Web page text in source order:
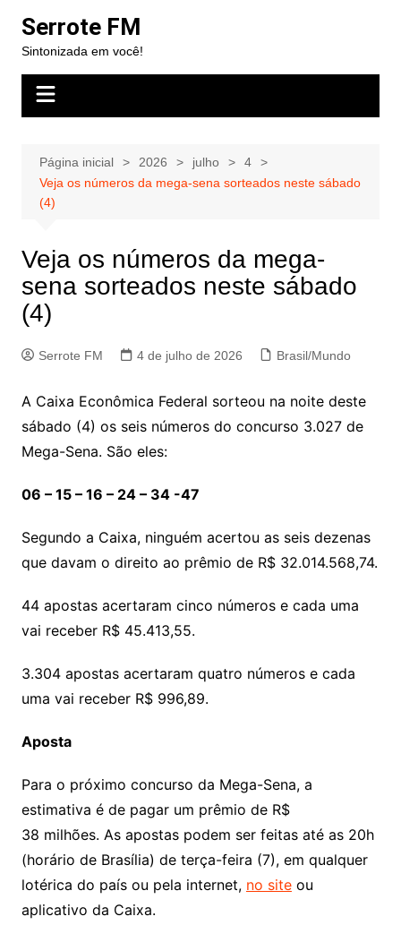
para
conteúdo
Serrote FM
Sintonizada em você!
Página inicial 2026 julho
4
Veja os números da mega-sena sorteados neste sábado
(4)
Veja os números da mega-
sena sorteados neste sábado
(4)
Serrote FM 4 de julho de 2026 Brasil/Mundo
A Caixa Econômica Federal sorteou na noite deste
sábado (4) os seis números do concurso 3.027 de
Mega-Sena. São eles:
06 – 15 – 16 – 24 – 34 -47
Segundo a Caixa, ninguém acertou as seis dezenas
que davam o direito ao prêmio de R$ 32.014.568,74.
44 apostas acertaram cinco números e cada uma
vai receber R$ 45.413,55.
3.304 apostas acertaram quatro números e cada
uma vai receber R$ 996,89.
Aposta
Para o próximo concurso da Mega-Sena, a
estimativa é de pagar um prêmio de R$
38 milhões. As apostas podem ser feitas até as 20h
(horário de Brasília) de terça-feira (7), em qualquer
lotérica do país ou pela internet, no siteou
aplicativo da Caixa.